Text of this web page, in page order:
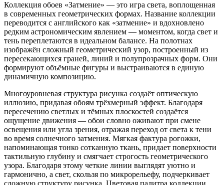
Коллекция обоев «Затмение» — это игра света, воплощенная
в современных геометрических формах. Название коллекции
переводится с английского как «затмение» и вдохновлено
редким астрономическим явлением — моментом, когда свет и
тень переплетаются в идеальном балансе. На полотнах
изображён сложный геометрический узор, построенный из
пересекающихся граней, линий и полупрозрачных форм. Они
формируют объёмные фигуры и выстраиваются в единую
динамичную композицию.
Многоуровневая структура рисунка создаёт оптическую
иллюзию, придавая обоям трёхмерный эффект. Благодаря
пересечению светлых и тёмных плоскостей создаётся
ощущение движения — обои словно оживают при смене
освещения или угла зрения, отражая переход от света к тени
во время солнечного затмения. Мягкая фактура рогожки,
напоминающая тонко сотканную ткань, придает поверхности
тактильную глубину и смягчает строгость геометрического
узора. Благодаря этому четкие линии выглядят уютно и
гармонично, а свет, скользя по микрорельефу, подчеркивает
сложную структуру рисунка. Цветовая палитра коллекции